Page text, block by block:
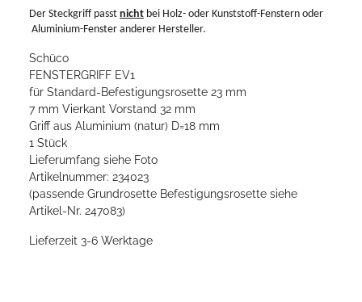
Der Steckgriff passt nicht bei Holz- oder Kunststoff-Fenstern oder
Aluminium-Fenster anderer Hersteller.
Schüco
FENSTERGRIFF EV1
für Standard-Befestigungsrosette 23 mm
7 mm Vierkant Vorstand 32 mm
Griff aus Aluminium (natur) D=18 mm
1 Stück
Lieferumfang siehe Foto
Artikelnummer: 234023
(passende Grundrosette Befestigungsrosette siehe
Artikel-Nr. 247083)
Lieferzeit 3-6 Werktage